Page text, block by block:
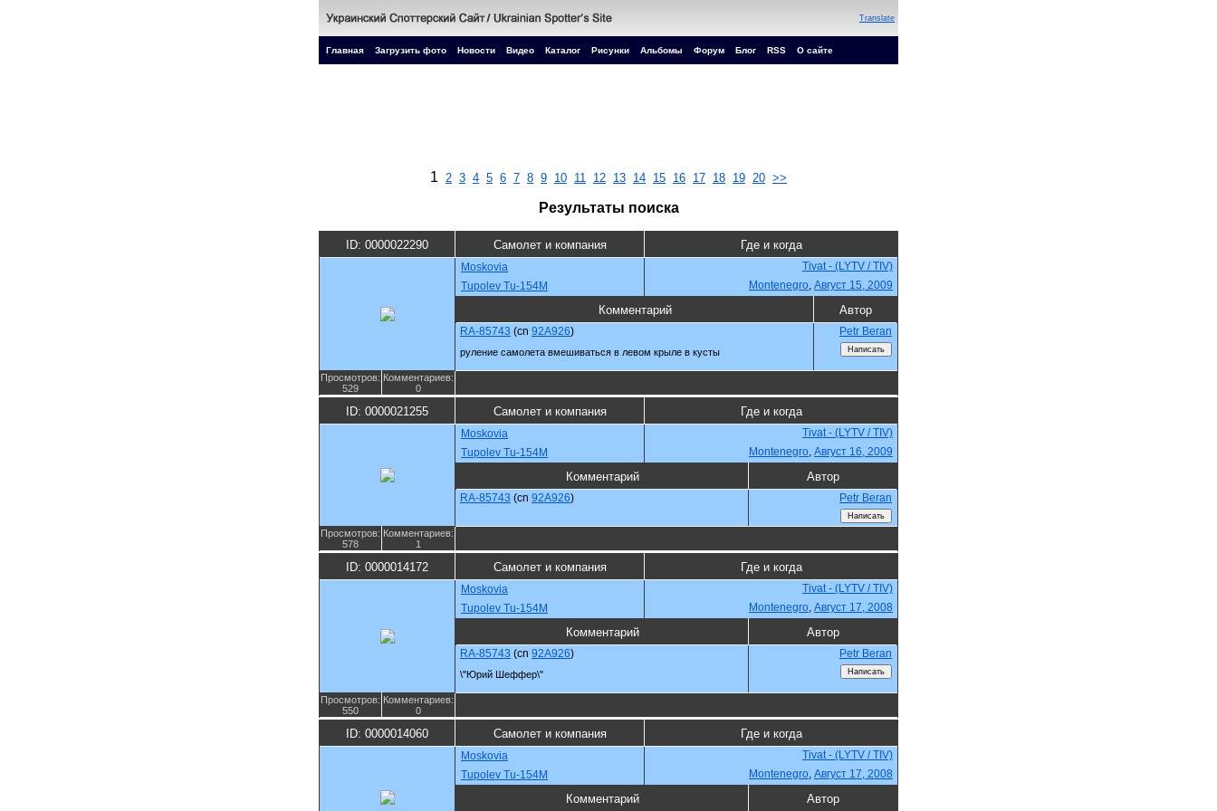
Translate
Главная Загрузить фото Новости Видео Каталог Рисунки Альбомы Форум Блог RSS О сайте
1 2 3 4 5 6 7 8 9 10 11 12 13 14 15 16 17 18 19 20 >>
Результаты поиска
ID: 0000022290 Самолет и компания Где и когда
Moskovia
Tivat - (LYTV / TIV)
Tupolev Tu-154M
Montenegro, Август 15, 2009
Комментарий Автор
RA-85743 (cn 92A926)
руление самолета вмешиваться в левом крыле в кусты
Petr Beran
Просмотров:
529
Комментариев:
0
ID: 0000021255 Самолет и компания Где и когда
Moskovia
Tivat - (LYTV / TIV)
Tupolev Tu-154M
Montenegro, Август 16, 2009
Комментарий Автор
RA-85743 (cn 92A926) Petr Beran
Просмотров:
578
Комментариев:
1
ID: 0000014172 Самолет и компания Где и когда
Moskovia
Tivat - (LYTV / TIV)
Tupolev Tu-154M
Montenegro, Август 17, 2008
Комментарий Автор
RA-85743 (cn 92A926)
\"Юрий Шеффер\"
Petr Beran
Просмотров:
550
Комментариев:
0
ID: 0000014060 Самолет и компания Где и когда
Moskovia
Tivat - (LYTV / TIV)
Tupolev Tu-154M
Montenegro, Август 17, 2008
Комментарий Автор